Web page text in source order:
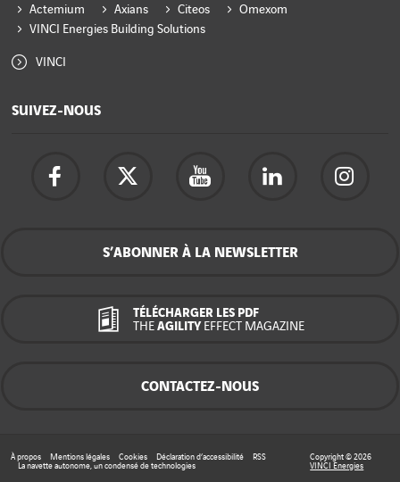
Actemium Axians Citeos
Omexom
VINCI Energies Building Solutions
VINCI
SUIVEZ-NOUS
S’ABONNER À LA NEWSLETTER
TÉLÉCHARGER LES PDF
THE AGILITY EFFECT MAGAZINE
CONTACTEZ-NOUS
À propos Mentions légales Cookies Déclaration d’accessibilité
RSS
La navette autonome, un condensé de technologies
Copyright © 2026
VINCI Energies